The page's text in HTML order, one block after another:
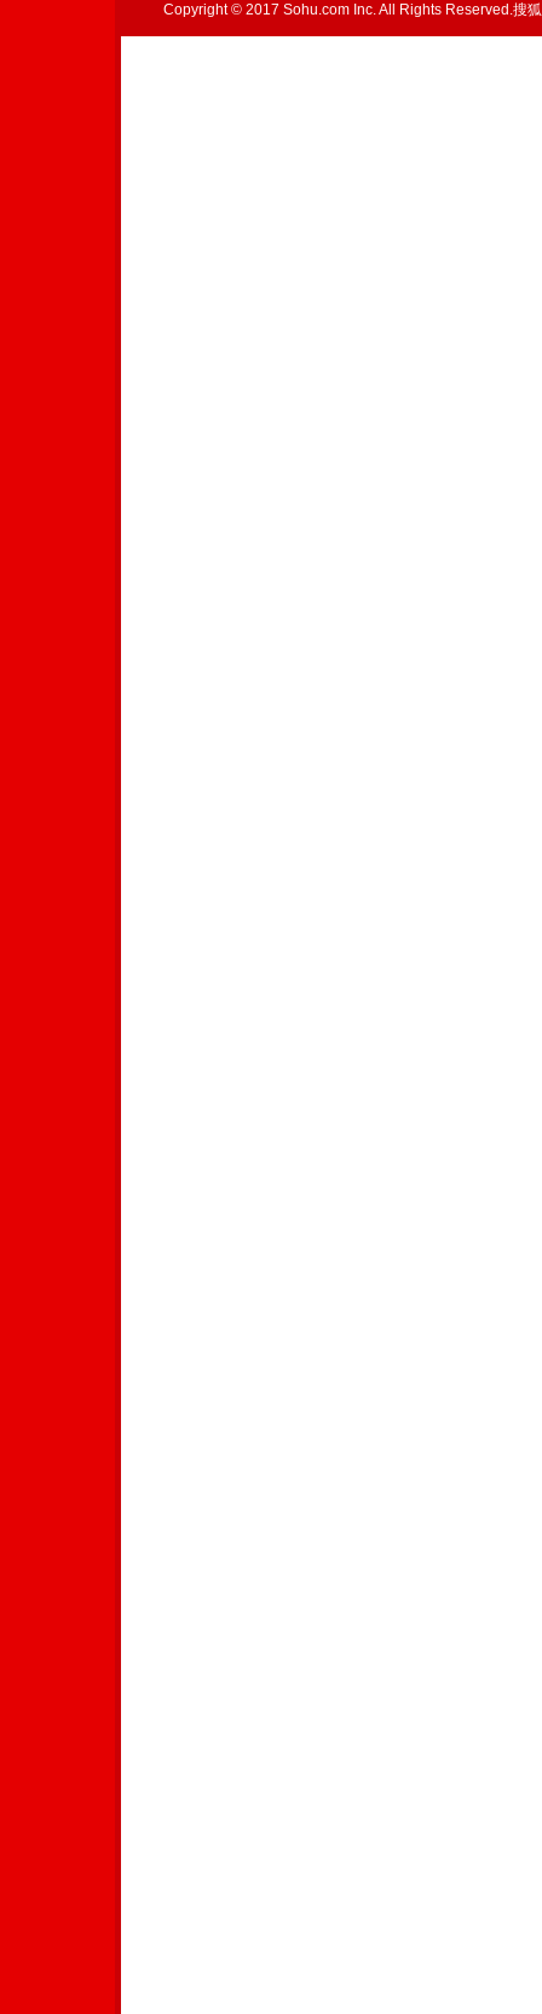
Copyright © 2017 Sohu.com Inc. All Rights Reserved.搜